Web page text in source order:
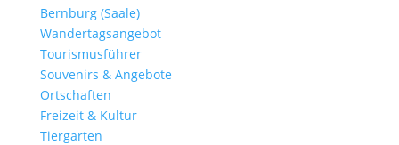
Bernburg (Saale)
Wandertagsangebot
Tourismusführer
Souvenirs & Angebote
Ortschaften
Freizeit & Kultur
Tiergarten